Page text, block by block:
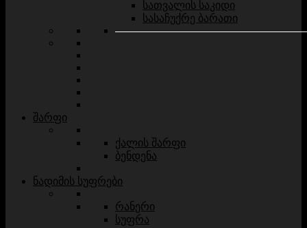
სათვალის საკიდი
სასაჩუქრე ბარათი
შარფი
ქალის შარფი
ბენდენა
ნადიმის სუფრები
რანერი
სუფრა